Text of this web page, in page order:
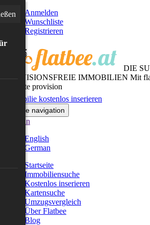
Anmelden
Wunschliste
Registrieren
DIE
PROVISIONSFREIE IMMOBILIEN Mit
gesamte provision
Immobilie kostenlos inserieren
Toggle navigation
German
English
German
Startseite
Immobiliensuche
Kostenlos inserieren
Kartensuche
Umzugsvergleich
Über Flatbee
Blog